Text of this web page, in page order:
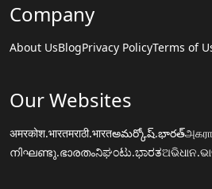
Company
About UsBlogPrivacy PolicyTerms of
Our Websites
अमरकोश.भारतमराठी.भारतఅమర్కోష్.భారత్
നിഘണ്ടു.ഭാരതംನಿಘಂಟು.ಭಾರತ